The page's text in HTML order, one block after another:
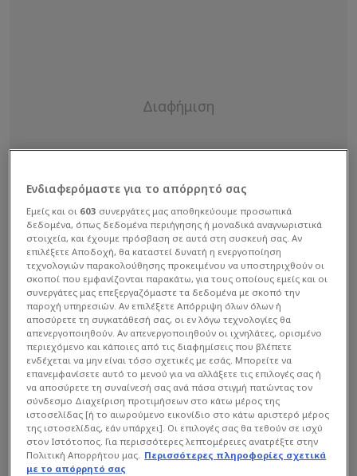
Ενδιαφερόμαστε για το απόρρητό σας
Εμείς και οι 603 συνεργάτες μας αποθηκεύουμε προσωπικά
δεδομένα, όπως δεδομένα περιήγησης ή μοναδικά αναγνωριστικά
στοιχεία, και έχουμε πρόσβαση σε αυτά στη συσκευή σας. Αν
επιλέξετε Αποδοχή, θα καταστεί δυνατή η ενεργοποίηση
τεχνολογιών παρακολούθησης προκειμένου να υποστηριχθούν οι
σκοποί που εμφανίζονται παρακάτω, για τους οποίους εμείς και οι
συνεργάτες μας επεξεργαζόμαστε τα δεδομένα με σκοπό την
παροχή υπηρεσιών. Αν επιλέξετε Απόρριψη όλων όλων ή
αποσύρετε τη συγκατάθεσή σας, οι εν λόγω τεχνολογίες θα
απενεργοποιηθούν. Αν απενεργοποιηθούν οι ιχνηλάτες, ορισμένο
περιεχόμενο και κάποιες από τις διαφημίσεις που βλέπετε
ενδέχεται να μην είναι τόσο σχετικές με εσάς. Μπορείτε να
επανεμφανίσετε αυτό το μενού για να αλλάξετε τις επιλογές σας ή
να αποσύρετε τη συναίνεσή σας ανά πάσα στιγμή πατώντας τον
σύνδεσμο Διαχείριση προτιμήσεων στο κάτω μέρος της
ιστοσελίδας [ή το αιωρούμενο εικονίδιο στο κάτω αριστερό μέρος
της ιστοσελίδας, εάν υπάρχει]. Οι επιλογές σας θα τεθούν σε ισχύ
στον Ιστότοπος. Για περισσότερες λεπτομέρειες ανατρέξτε στην
Πολιτική Απορρήτου μας. Περισσότερες πληροφορίες σχετικά
με το απόρρητό σας